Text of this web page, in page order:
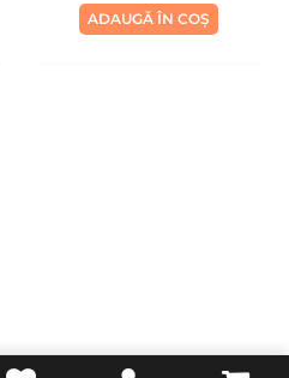
ADAUGĂ ÎN COȘ
Folie de sticla pentru